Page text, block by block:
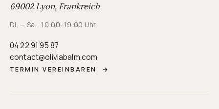
69002 Lyon, Frankreich
Di. — Sa. · 10:00–19:00 Uhr
04 22 91 95 87
contact@oliviabalm.com
TERMIN VEREINBAREN →